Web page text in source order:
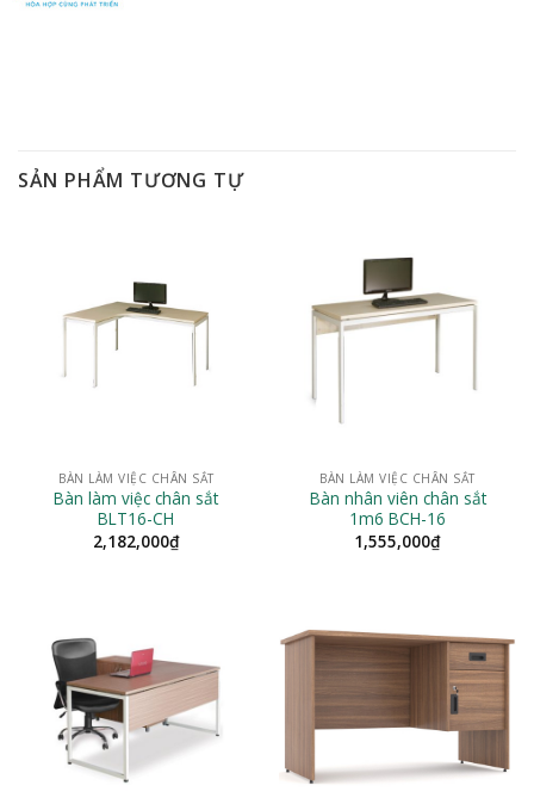
SẢN PHẨM TƯƠNG TỰ
BÀN LÀM VIỆC CHÂN SẮT
Bàn làm việc chân sắt
BLT16-CH
2,182,000₫
BÀN LÀM VIỆC CHÂN SẮT
Bàn nhân viên chân sắt
1m6 BCH-16
1,555,000₫